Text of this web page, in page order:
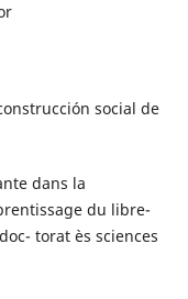
social de
dans la
du libre-
torat ès sciences